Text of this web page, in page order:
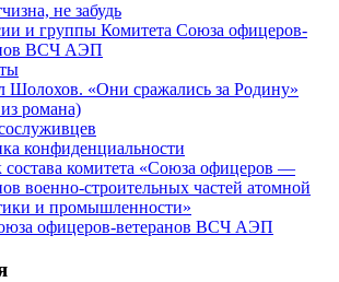
не забудь
и группы Комитета Союза офицеров-
ВСЧ АЭП
Шолохов. «Они сражались за Родину»
романа)
конфиденциальности
состава комитета «Союза офицеров —
военно-строительных частей атомной
и промышленности»
офицеров-ветеранов ВСЧ АЭП